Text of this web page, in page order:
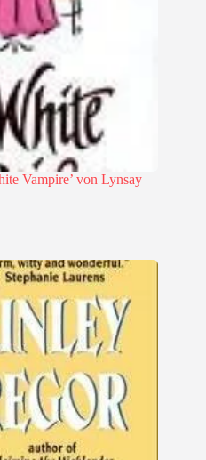
Vampire’ von Lynsay